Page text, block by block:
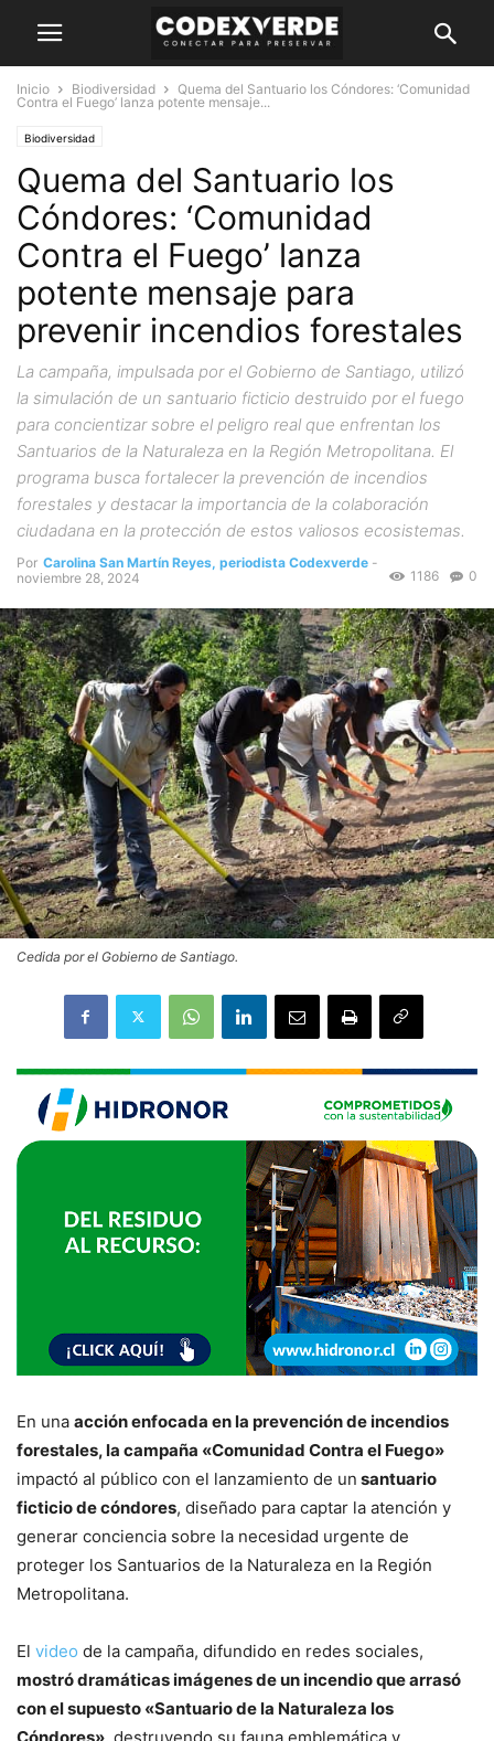
Inicio Biodiversidad
Quema del Santuario los Cóndores: ‘Comunidad
Contra el Fuego’ lanza potente mensaje...
Biodiversidad
Quema del Santuario los
Cóndores: ‘Comunidad
Contra el Fuego’ lanza
potente mensaje para
prevenir incendios forestales
La campaña, impulsada por el Gobierno de Santiago, utilizó
la simulación de un santuario ficticio destruido por el fuego
para concientizar sobre el peligro real que enfrentan los
Santuarios de la Naturaleza en la Región Metropolitana. El
programa busca fortalecer la prevención de incendios
forestales y destacar la importancia de la colaboración
ciudadana en la protección de estos valiosos ecosistemas.
Por Carolina San Martín Reyes, periodista Codexverde -
noviembre 28, 2024
0
1186
Cedida por el Gobierno de Santiago.
En una acción enfocada en la prevención de incendios
forestales, la campaña «Comunidad Contra el Fuego»
impactó al público con el lanzamiento de un santuario
ficticio de cóndores, diseñado para captar la atención y
generar conciencia sobre la necesidad urgente de
proteger los Santuarios de la Naturaleza en la Región
Metropolitana.
El video de la campaña, difundido en redes sociales,
mostró dramáticas imágenes de un incendio que arrasó
con el supuesto «Santuario de la Naturaleza los